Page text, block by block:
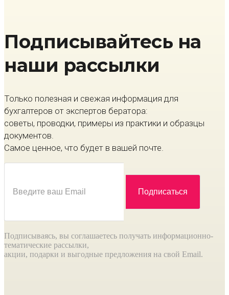
Подписывайтесь на
наши рассылки
Только полезная и свежая информация для
бухгалтеров от экспертов бератора:
советы, проводки, примеры из практики и образцы
документов.
Самое ценное, что будет в вашей почте.
Подписываясь, вы соглашаетесь получать информационно-
тематические рассылки,
акции, подарки и выгодные предложения на свой Email.